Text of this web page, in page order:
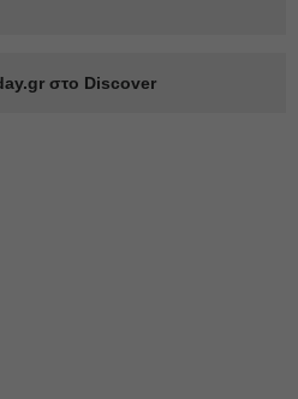
στο Discover